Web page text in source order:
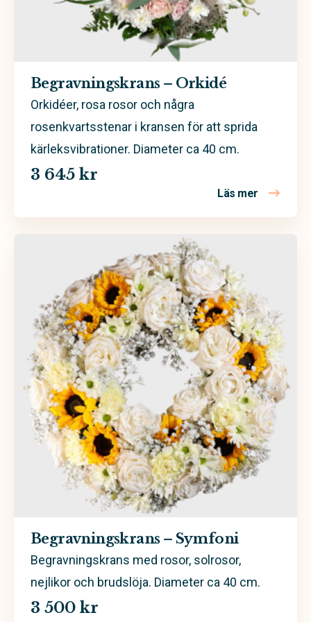
Begravningskrans – Orkidé
Orkidéer, rosa rosor och några
rosenkvartsstenar i kransen för att sprida
kärleksvibrationer. Diameter ca 40 cm.
3 645 kr
Läs mer om
Begravningskrans – Symfoni
Begravningskrans med rosor, solrosor,
nejlikor och brudslöja. Diameter ca 40 cm.
3 500 kr